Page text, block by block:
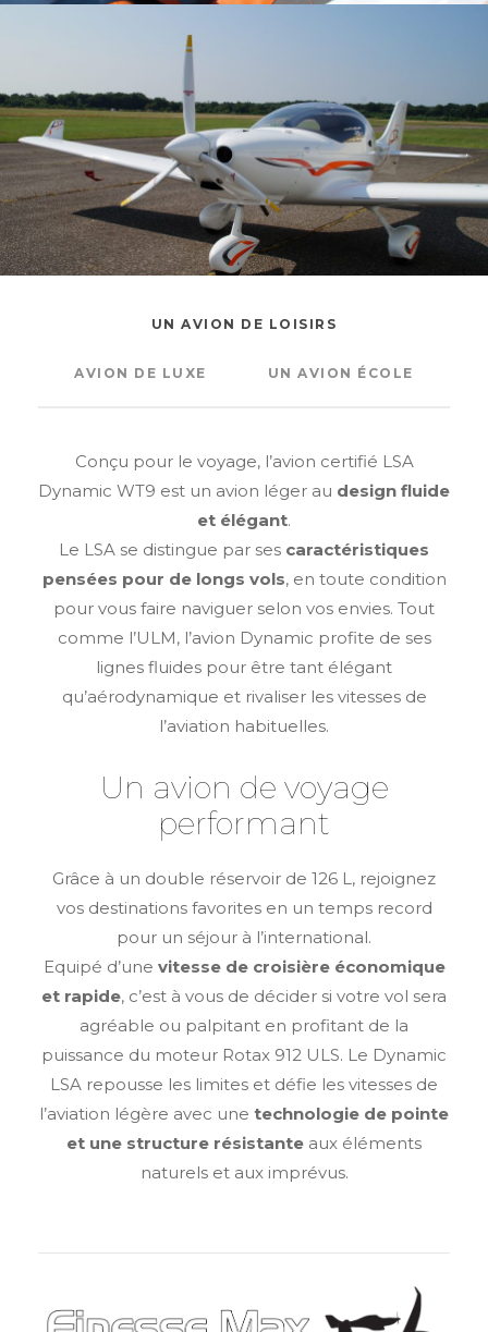
UN AVION DE LOISIRS
AVION DE LUXE UN AVION ÉCOLE
Conçu pour le voyage, l’avion certifié LSA
Dynamic WT9 est un avion léger au design fluide
et élégant.
Le LSA se distingue par ses caractéristiques
pensées pour de longs vols, en toute condition
pour vous faire naviguer selon vos envies. Tout
comme l’ULM, l’avion Dynamic profite de ses
lignes fluides pour être tant élégant
qu’aérodynamique et rivaliser les vitesses de
l’aviation habituelles.
Un avion de voyage
performant
Grâce à un double réservoir de 126 L, rejoignez
vos destinations favorites en un temps record
pour un séjour à l’international.
Equipé d’une vitesse de croisière économique
et rapide, c’est à vous de décider si votre vol sera
agréable ou palpitant en profitant de la
puissance du moteur Rotax 912 ULS. Le Dynamic
LSA repousse les limites et défie les vitesses de
l’aviation légère avec une technologie de pointe
et une structure résistante aux éléments
naturels et aux imprévus.